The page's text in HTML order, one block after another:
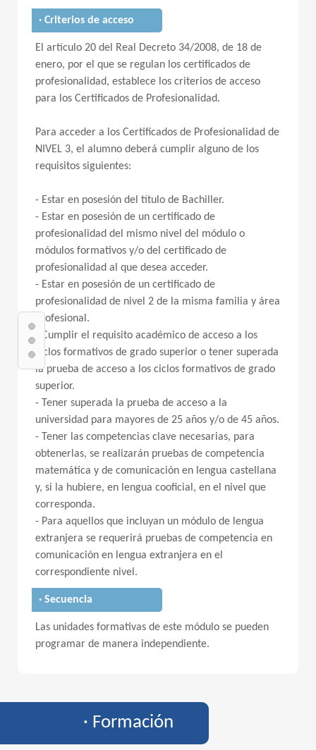
· Criterios de acceso
El artículo 20 del Real Decreto 34/2008, de 18 de
enero, por el que se regulan los certificados de
profesionalidad, establece los criterios de acceso
para los Certificados de Profesionalidad.
Para acceder a los Certificados de Profesionalidad de
NIVEL 3, el alumno deberá cumplir alguno de los
requisitos siguientes:
- Estar en posesión del título de Bachiller.
- Estar en posesión de un certificado de
profesionalidad del mismo nivel del módulo o
módulos formativos y/o del certificado de
profesionalidad al que desea acceder.
- Estar en posesión de un certificado de
profesionalidad de nivel 2 de la misma familia y área
profesional.
- Cumplir el requisito académico de acceso a los
ciclos formativos de grado superior o tener superada
la prueba de acceso a los ciclos formativos de grado
superior.
- Tener superada la prueba de acceso a la
universidad para mayores de 25 años y/o de 45 años.
- Tener las competencias clave necesarias, para
obtenerlas, se realizarán pruebas de competencia
matemática y de comunicación en lengua castellana
y, si la hubiere, en lengua cooficial, en el nivel que
corresponda.
- Para aquellos que incluyan un módulo de lengua
extranjera se requerirá pruebas de competencia en
comunicación en lengua extranjera en el
correspondiente nivel.
· Secuencia
Las unidades formativas de este módulo se pueden
programar de manera independiente.
· Formación